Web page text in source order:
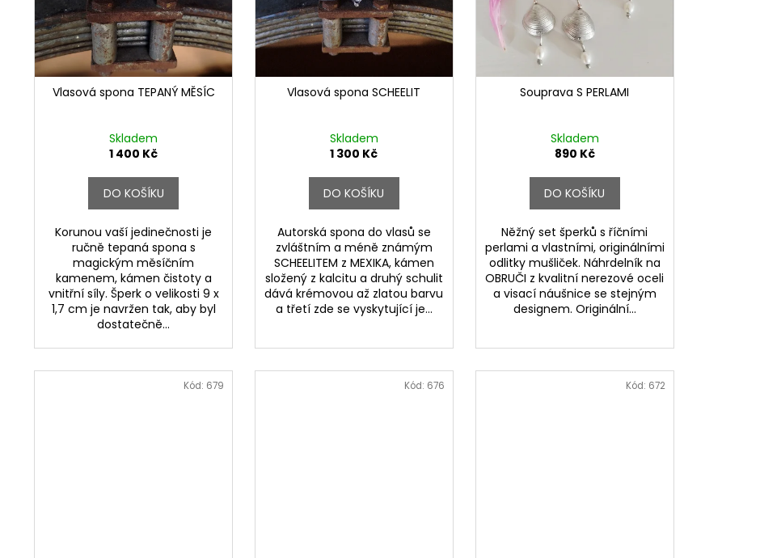
u
k
t
ů
o
d
u
Vlasová spona TEPANÝ MĚSÍC
Skladem
1 400 Kč
DO KOŠÍKU
Korunou vaší jedinečnosti je
ručně tepaná spona s
magickým měsíčním
kamenem, kámen čistoty a
vnitřní síly. Šperk o velikosti 9 x
1,7 cm je navržen tak, aby byl
dostatečně...
Vlasová spona SCHEELIT
Skladem
1 300 Kč
DO KOŠÍKU
Autorská spona do vlasů se
zvláštním a méně známým
SCHEELITEM z MEXIKA, kámen
složený z kalcitu a druhý schulit
dává krémovou až zlatou barvu
a třetí zde se vyskytující je...
Souprava S PERLAMI
Skladem
890 Kč
DO KOŠÍKU
Něžný set šperků s říčními
perlami a vlastními, originálními
odlitky mušliček. Náhrdelník na
OBRUČI z kvalitní nerezové oceli
a visací náušnice se stejným
designem. Originální...
Kód: 679 Kód: 676 Kód: 672